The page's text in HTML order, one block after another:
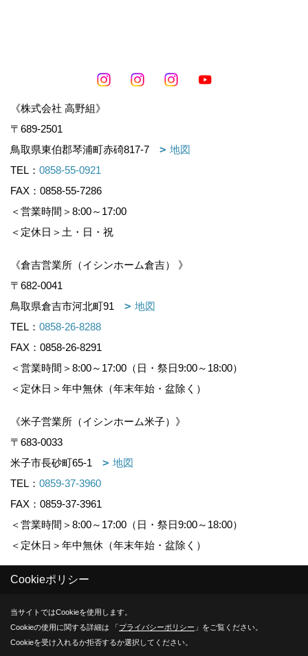
《株式会社 高野組》
〒689-2501
鳥取県東伯郡琴浦町赤碕817-7
地図
TEL： 0858-55-0921
FAX：0858-55-7286
＜営業時間＞8:00～17:00
＜定休日＞土・日・祝
《倉吉営業所（イシンホーム倉吉） 》
〒682-0041
鳥取県倉吉市河北町91
地図
TEL： 0858-26-8288
FAX：0858-26-8291
＜営業時間＞8:00～17:00（日・祭日9:00～18:00）
＜定休日＞年中無休（年末年始・盆除く）
《米子営業所（イシンホーム米子）》
〒683-0033
米子市長砂町65-1
地図
TEL： 0859-37-3960
FAX：0859-37-3961
＜営業時間＞8:00～17:00（日・祭日9:00～18:00）
＜定休日＞年中無休（年末年始・盆除く）
Produced byゴデスクリエイト
Cookieポリシー
当サイトではCookieを使用します。
Cookieの使用に関する詳細は 「プライバシーポリシー 」をご覧ください。
Cookieを受け入れるか拒否するか選択してください。